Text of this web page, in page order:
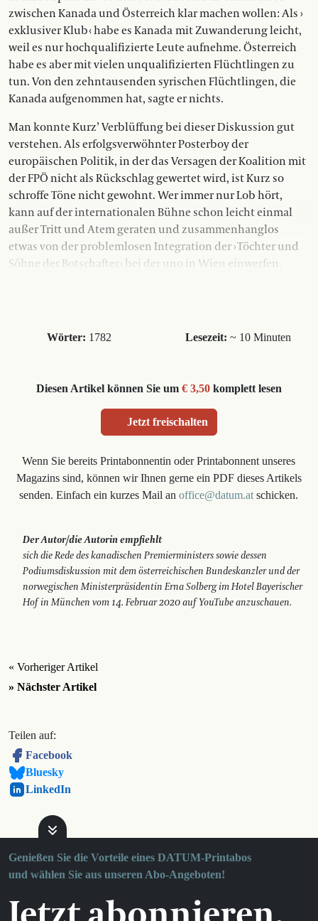
zwischen Ka­nada und Österreich klar machen wollen: Als ›
exklusiver Klub ‹ habe es Kanada mit Zuwanderung leicht,
weil es nur hochqualifizierte Leute aufnehme. Österreich
habe es aber mit vielen unqualifizierten Flüchtlingen zu
tun. Von den zehntausenden syrischen Flüchtlingen, die
Kanada aufgenommen hat, sagte er nichts.
Man konnte Kurz’ Verblüffung bei dieser Diskussion gut
verstehen. Als erfolgsverwöhnter Posterboy der
europäischen Politik, in der das Versagen der Koalition mit
der FPÖ nicht als Rückschlag gewertet wird, ist Kurz so
schroffe Töne nicht gewohnt. Wer immer nur Lob hört,
kann auf der internationalen Bühne schon leicht einmal
außer Tritt und Atem geraten und zusammenhanglos
etwas von der problemlosen Integration der › Töchter und
Söhne der Botschafter ‹ bei der uno in Wien ein­werfen.
Wörter: 1782 Lesezeit: ~ 10 Minuten
Diesen Artikel können Sie um € 3,50komplett lesen
Jetzt freischalten
Wenn Sie bereits Printabonnentin oder Printabonnent unseres
Magazins sind, können wir Ihnen gerne ein PDF dieses Artikels
senden. Einfach ein kurzes Mail anoffice@datum.at schicken.
Der Autor/die Autorin empfiehlt
sich die Rede des kanadischen Premier­ministers sowie dessen
Podiumsdiskussion mit dem österreichischen Bundeskanzler und der
norwegischen Ministerprä­sidentin Erna Solberg im Hotel Baye­rischer
Hof in München vom 14. Februar 2020 auf YouTube anzuschauen.
« Vorheriger Artikel
» Nächster Artikel
Teilen auf:
Facebook
Bluesky
LinkedIn
Genießen Sie die Vorteile eines DATUM-Printabos
und wählen Sie aus unseren Abo-Angeboten!